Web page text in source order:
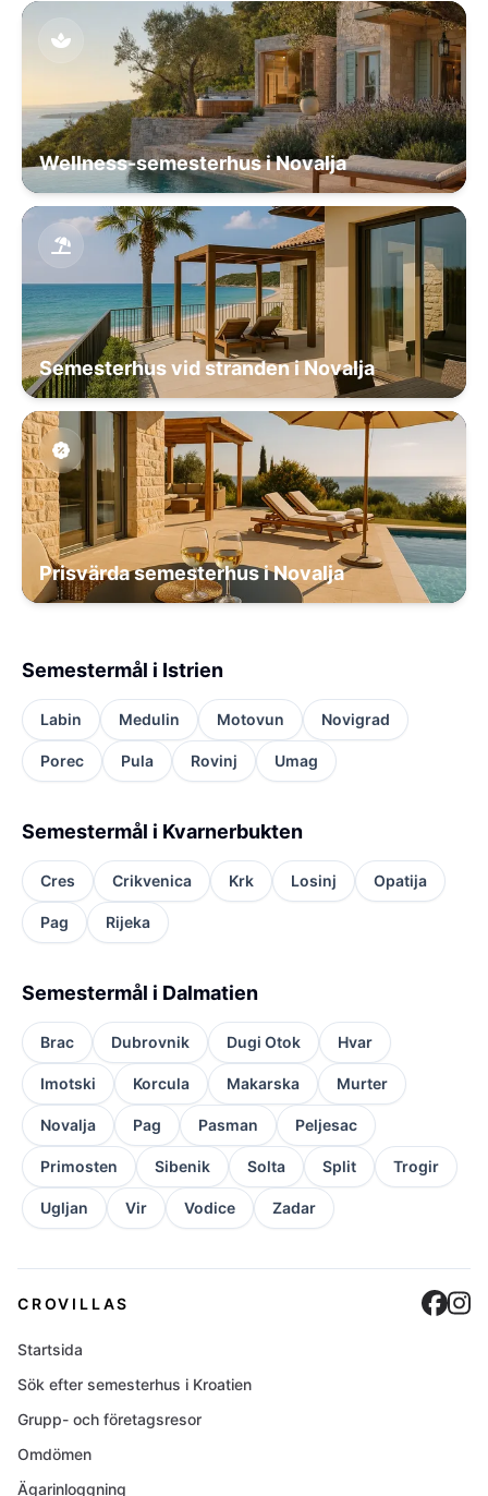
Wellness-semesterhus i Novalja
Semesterhus vid stranden i Novalja
Prisvärda semesterhus i Novalja
Semestermål i Istrien
Labin Medulin Motovun Novigrad
Porec Pula Rovinj Umag
Semestermål i Kvarnerbukten
Cres Crikvenica Krk Losinj Opatija
Pag Rijeka
Semestermål i Dalmatien
Brac Dubrovnik Dugi Otok Hvar
Imotski Korcula Makarska Murter
Novalja Pag Pasman Peljesac
Primosten Sibenik Solta Split Trogir
Ugljan Vir Vodice Zadar
CROVILLAS
Startsida
Sök efter semesterhus i Kroatien
Grupp- och företagsresor
Omdömen
Ägarinloggning